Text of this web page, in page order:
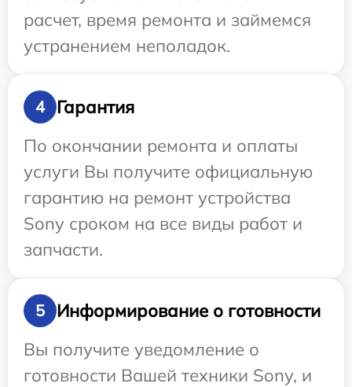
расчет, время ремонта и займемся
устранением неполадок.
4
Гарантия
По окончании ремонта и оплаты
услуги Вы получите официальную
гарантию на ремонт устройства
Sony сроком на все виды работ и
запчасти.
5
Информирование о готовности
Вы получите уведомление о
готовности Вашей техники Sony, и